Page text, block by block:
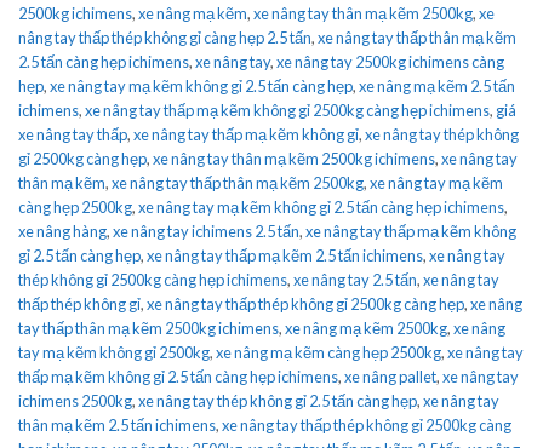
2500kg ichimens,xe nâng mạ kẽm,xe nâng tay thân mạ kẽm 2500kg,xe
nâng tay thấp thép không gỉ càng hẹp 2.5 tấn,xe nâng tay thấp thân mạ kẽm
2.5 tấn càng hẹp ichimens,xe nâng tay,xe nâng tay 2500kg ichimens càng
hẹp,xe nâng tay mạ kẽm không gỉ 2.5 tấn càng hẹp,xe nâng mạ kẽm 2.5 tấn
ichimens,xe nâng tay thấp mạ kẽm không gỉ 2500kg càng hẹp ichimens, giá
xe nâng tay thấp,xe nâng tay thấp mạ kẽm không gỉ,xe nâng tay thép không
gỉ 2500kg càng hẹp,xe nâng tay thân mạ kẽm 2500kg ichimens,xe nâng tay
thân mạ kẽm,xe nâng tay thấp thân mạ kẽm 2500kg,xe nâng tay mạ kẽm
càng hẹp 2500kg,xe nâng tay mạ kẽm không gỉ 2.5 tấn càng hẹp ichimens,
xe nâng hàng,xe nâng tay ichimens 2.5 tấn,xe nâng tay thấp mạ kẽm không
gỉ 2.5 tấn càng hẹp,xe nâng tay thấp mạ kẽm 2.5 tấn ichimens,xe nâng tay
thép không gỉ 2500kg càng hẹp ichimens,xe nâng tay 2.5 tấn,xe nâng tay
thấp thép không gỉ,xe nâng tay thấp thép không gỉ 2500kg càng hẹp,xe nâng
tay thấp thân mạ kẽm 2500kg ichimens,xe nâng mạ kẽm 2500kg,xe nâng
tay mạ kẽm không gỉ 2500kg,xe nâng mạ kẽm càng hẹp 2500kg,xe nâng tay
thấp mạ kẽm không gỉ 2.5 tấn càng hẹp ichimens,xe nâng pallet,xe nâng tay
ichimens 2500kg,xe nâng tay thép không gỉ 2.5 tấn càng hẹp,xe nâng tay
thân mạ kẽm 2.5 tấn ichimens,xe nâng tay thấp thép không gỉ 2500kg càng